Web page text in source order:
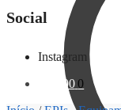
Social
Instagram
0,00 0